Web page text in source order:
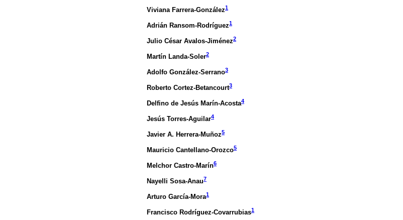
Viviana Farrera-González1
Adrián Ransom-Rodríguez1
Julio César Avalos-Jiménez2
Martín Landa-Soler2
Adolfo González-Serrano3
Roberto Cortez-Betancourt3
Delfino de Jesús Marín-Acosta4
Jesús Torres-Aguilar4
Javier A. Herrera-Muñoz5
Mauricio Cantellano-Orozco5
Melchor Castro-Marín6
Nayelli Sosa-Anau7
Arturo García-Mora1
Francisco Rodríguez-Covarrubias1